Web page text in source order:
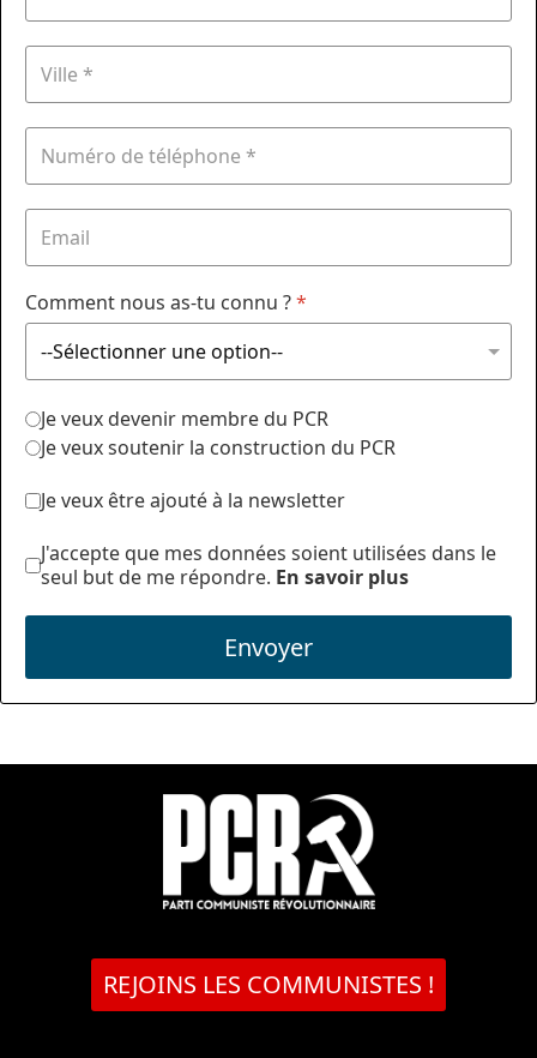
Comment nous as-tu connu ?*
Je veux devenir membre du PCR
Je veux soutenir la construction du PCR
Je veux être ajouté à la newsletter
J'accepte que mes données soient utilisées dans le
seul but de me répondre. En savoir plus
Envoyer
REJOINS LES COMMUNISTES !